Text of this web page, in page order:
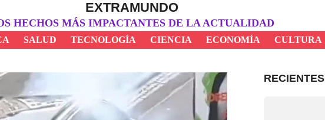
EXTRAMUNDO
HECHOS MÁS IMPACTANTES DE LA ACTUALIDAD
SALUD TECNOLOGÍA CIENCIA ECONOMÍA CULTURA
RECIENTES